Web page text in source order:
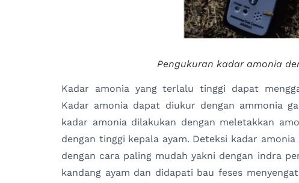
Pengukuran kadar amonia
Kadar amonia yang terlalu tinggi dapat
Kadar amonia dapat diukur dengan ammonia
kadar amonia dilakukan dengan meletakkan
dengan tinggi kepala ayam. Deteksi kadar
dengan cara paling mudah yakni dengan indra
kandang ayam dan didapati bau feses